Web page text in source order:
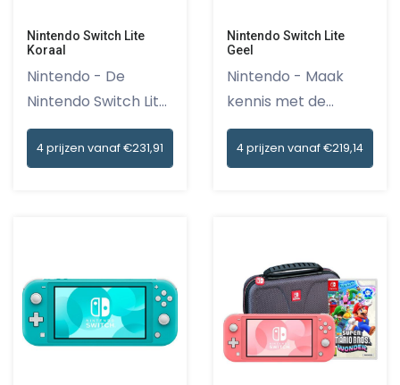
Nintendo Switch Lite
Koraal
Nintendo - De
Nintendo Switch Lite
Koraal i...
4 prijzen vanaf €231,91
Nintendo Switch Lite
Geel
Nintendo - Maak
kennis met de
Nintendo Swit...
4 prijzen vanaf €219,14